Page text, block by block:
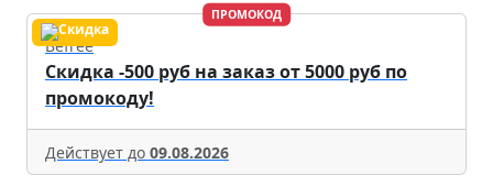
ПРОМОКОД
Befree
Скидка -500 руб на заказ от 5000 руб по
промокоду!
Действует до 09.08.2026